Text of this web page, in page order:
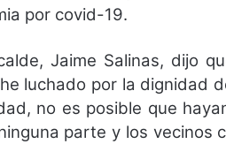
por covid-19.
Jaime Salinas, dijo
luchado por la dignidad
no es posible que
parte y los vecinos